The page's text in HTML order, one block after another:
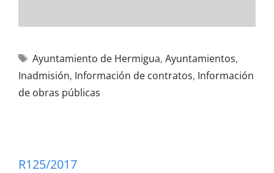
Ayuntamiento de Hermigua, Ayuntamientos,
Inadmisión, Información de contratos, Información
de obras públicas
R125/2017